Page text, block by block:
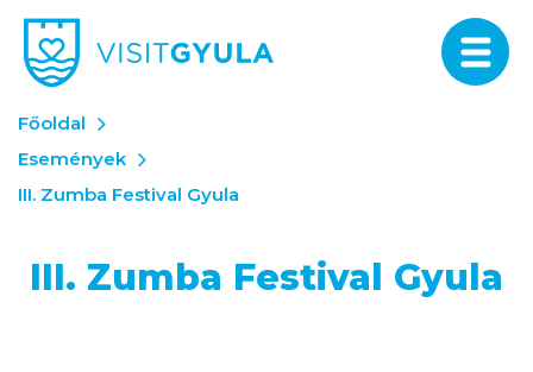
Főoldal
Események
III. Zumba Festival Gyula
III. Zumba Festival Gyula